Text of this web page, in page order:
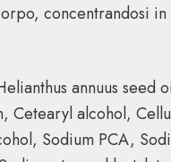
concentrandosi
annuus seed
alcohol,
Sodium PCA,